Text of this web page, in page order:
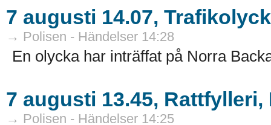
7 augusti 14.07,
→ Polisen - Händelser 14:28
En olycka har inträffat på Norra
7 augusti 13.45,
→ Polisen - Händelser 14:25